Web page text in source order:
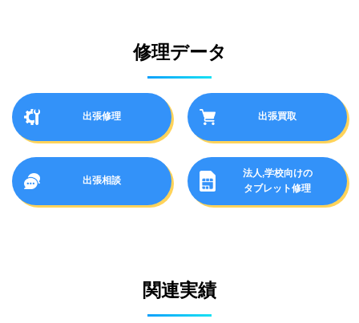
修理データ
出張修理 出張買取
出張相談
法人,学校向けの
タブレット修理
関連実績